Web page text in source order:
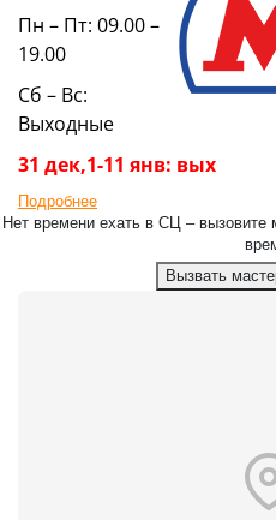
Пн – Пт: 09.00 –
19.00
Сб – Вс:
Выходные
31 дек,1-11 янв: вых
Подробнее
Нет времени ехать в СЦ –
Вызвать